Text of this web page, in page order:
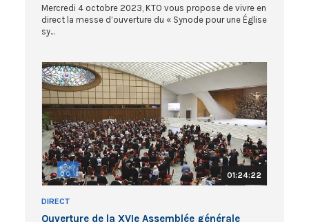
Mercredi 4 octobre 2023, KTO vous propose de vivre en
direct la messe d’ouverture du « Synode pour une Église
sy...
01:24:22
DIRECT
Ouverture de la XVIe Assemblée générale